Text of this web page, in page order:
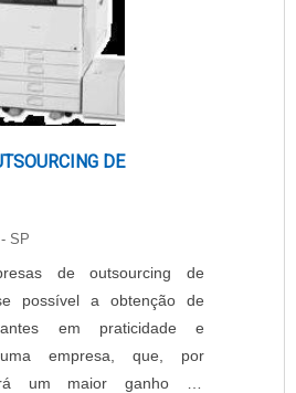
DE
SP
de outsourcing de
possível a obtenção de
em praticidade e
empresa, que, por
um maior ganho de